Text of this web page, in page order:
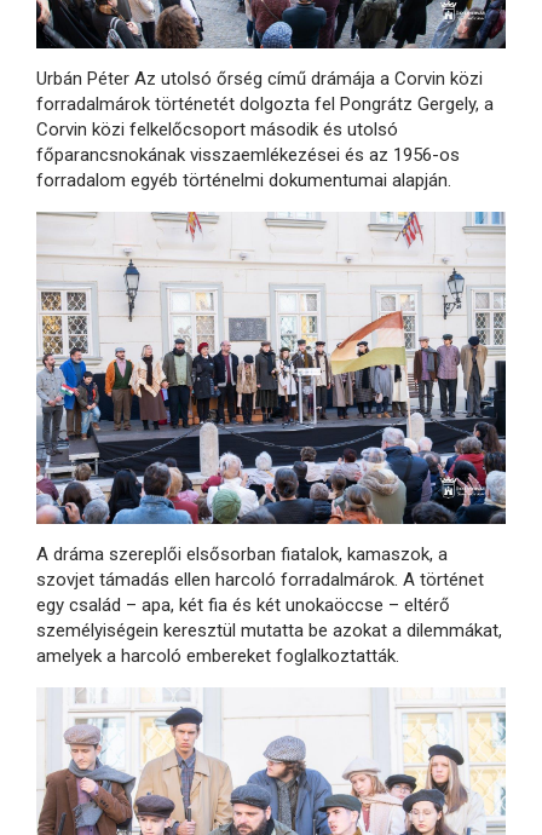
Urbán Péter Az utolsó őrség című drámája a Corvin közi
forradalmárok történetét dolgozta fel Pongrátz Gergely, a
Corvin közi felkelőcsoport második és utolsó
főparancsnokának visszaemlékezései és az 1956-os
forradalom egyéb történelmi dokumentumai alapján.
A dráma szereplői elsősorban fiatalok, kamaszok, a
szovjet támadás ellen harcoló forradalmárok. A történet
egy család – apa, két fia és két unokaöccse – eltérő
személyiségein keresztül mutatta be azokat a dilemmákat,
amelyek a harcoló embereket foglalkoztatták.